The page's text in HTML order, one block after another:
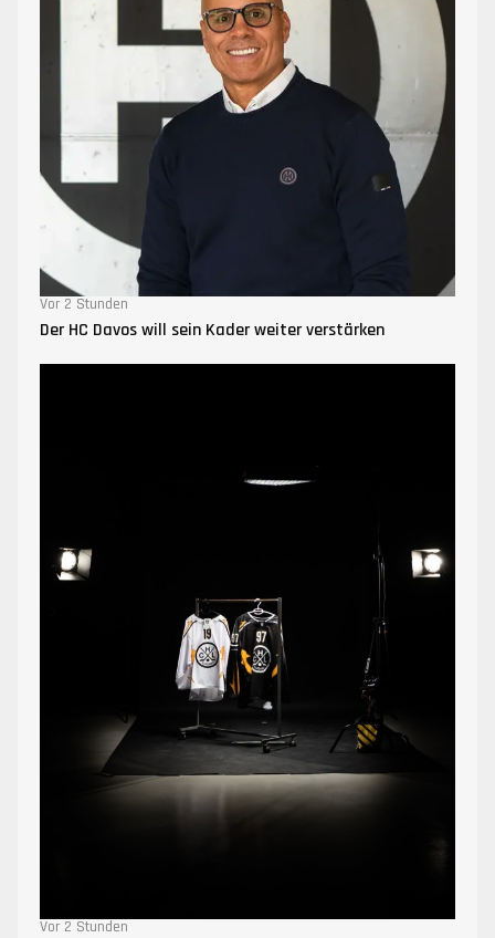
Vor 2 Stunden
Der HC Davos will sein Kader weiter verstärken
Vor 2 Stunden